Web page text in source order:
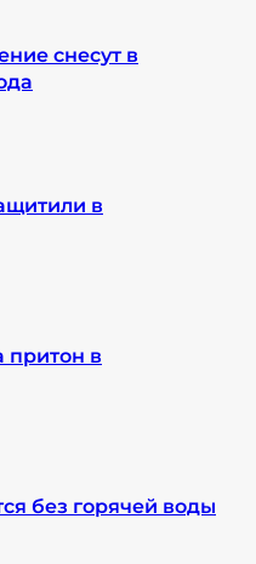
снесут в
в
притон в
без горячей воды